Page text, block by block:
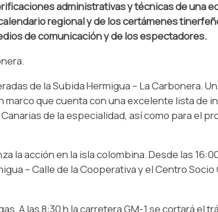
administrativas y técnicas de una
regional y de los certámenes
de comunicación y de los espectadores.
de la Subida Hermigua – La Carbonera.
marco que cuenta con una excelente lista de
de la especialidad, así como para el
la acción en la isla colombina. Desde las
– Calle de la Cooperativa y el Centro Socio
A las 8:30 h la carretera GM-1 se cortará el